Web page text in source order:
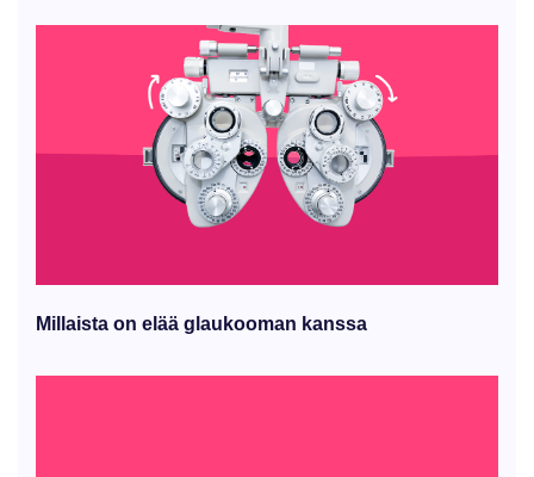
Millaista on elää glaukooman kanssa